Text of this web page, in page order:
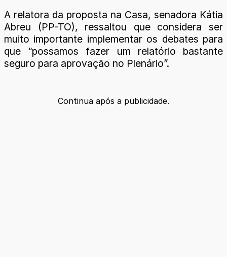
A relatora da proposta na Casa, senadora Kátia
Abreu (PP-TO), ressaltou que considera ser
muito importante implementar os debates para
que “possamos fazer um relatório bastante
seguro para aprovação no Plenário”.
Continua após a publicidade.